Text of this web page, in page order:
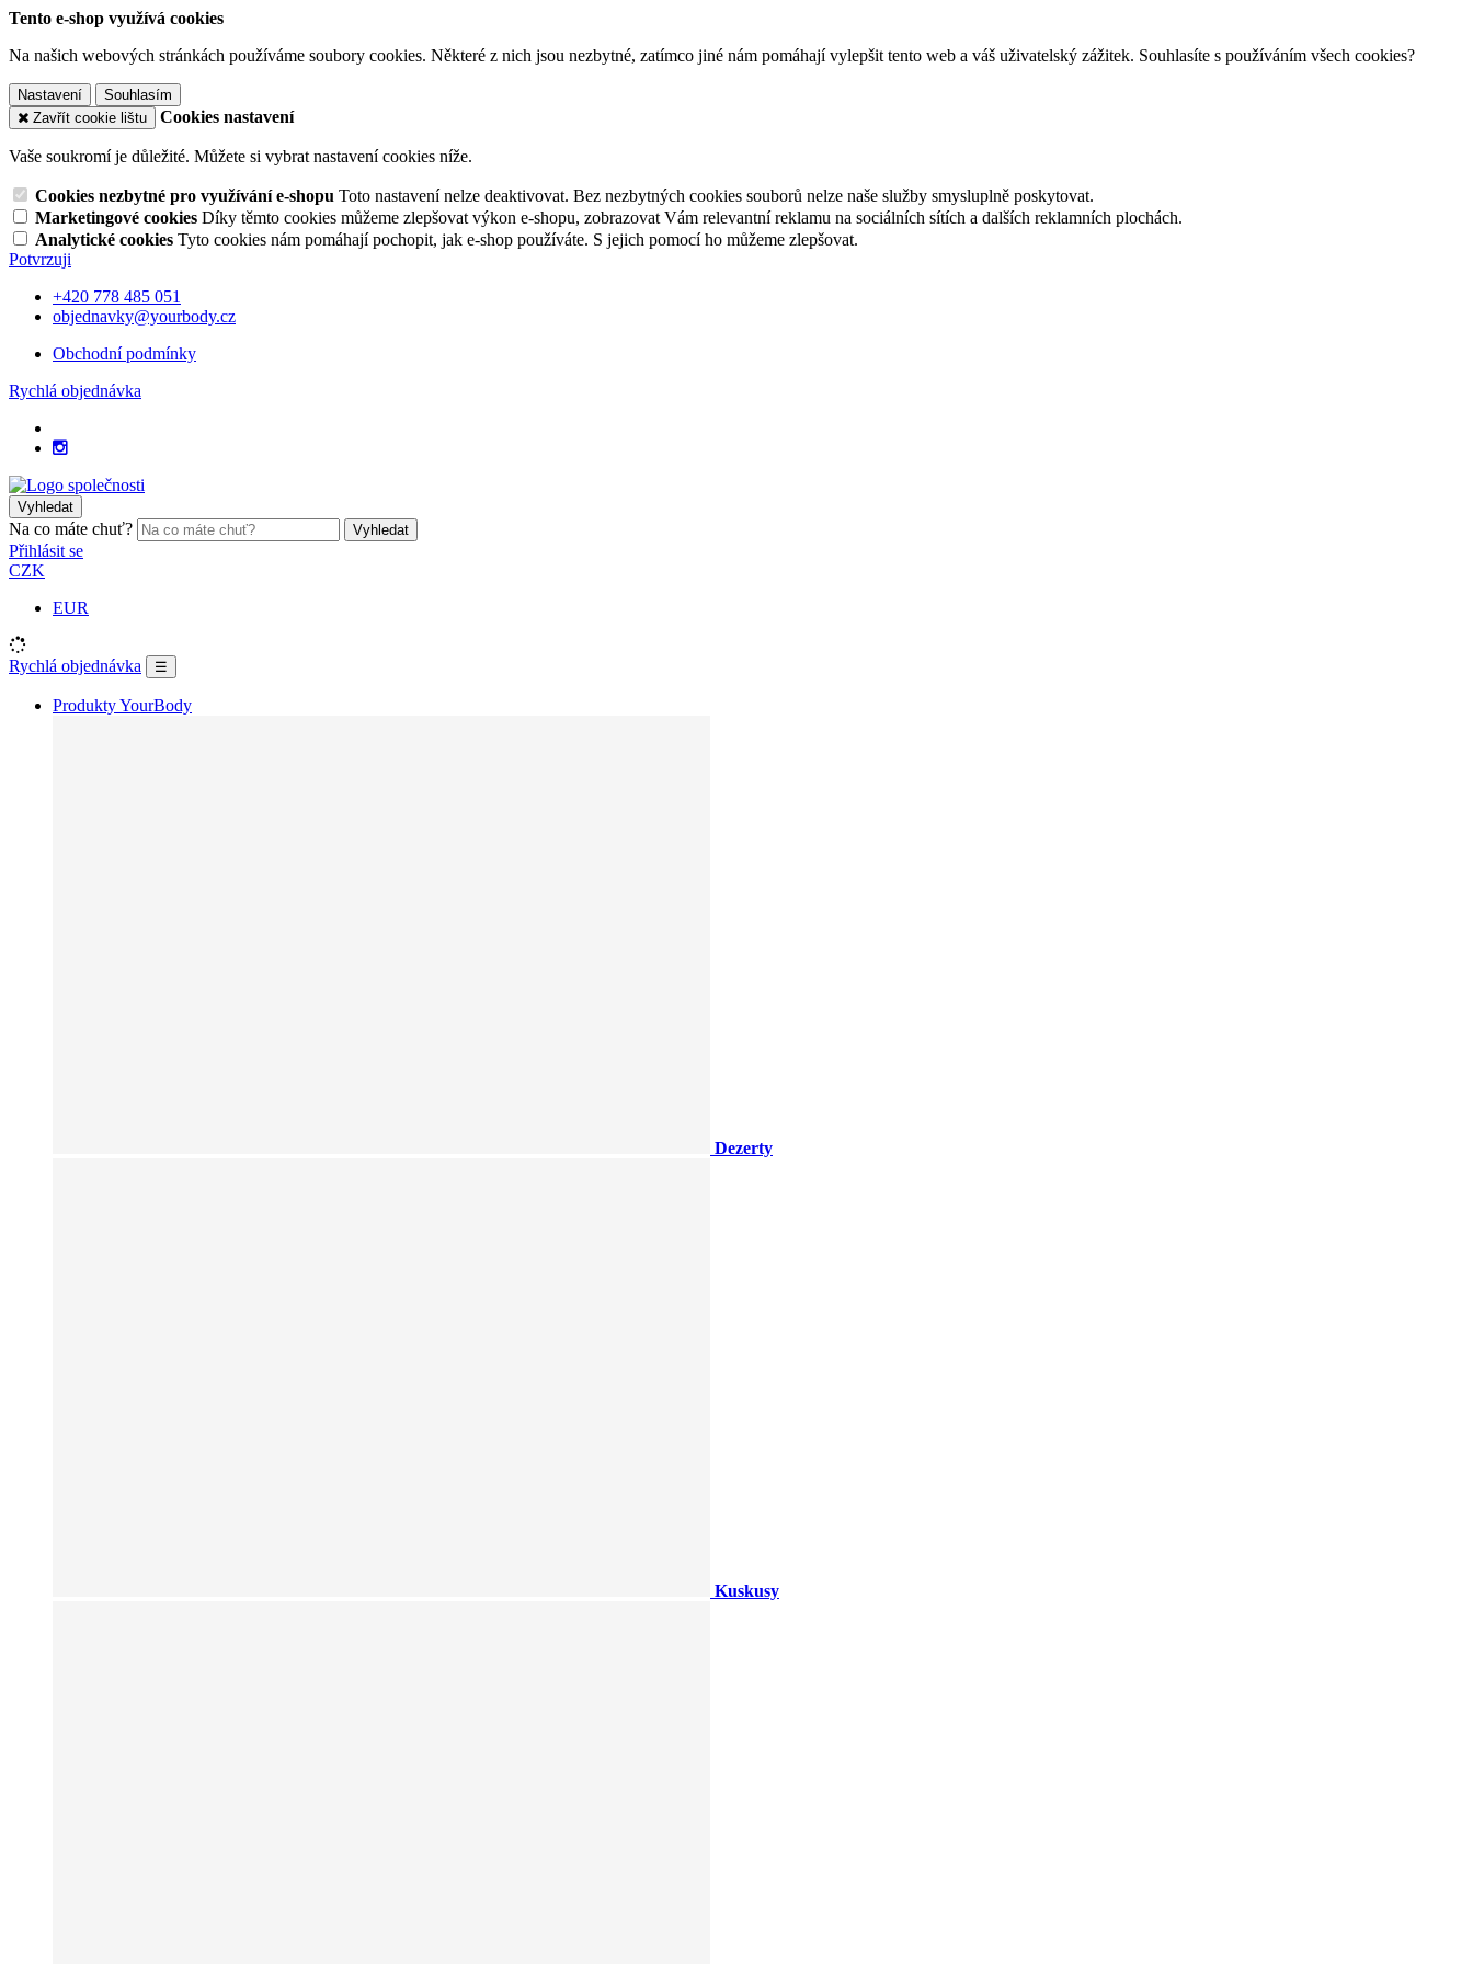
Tento e-shop využívá cookies
Na našich webových stránkách používáme soubory cookies. Některé z nich jsou nezbytné, zatímco jiné nám pomáhají vylepšit tento web a váš uživatelský zážitek. Souhlasíte s používáním všech cookies?
Nastavení
Souhlasím
Zavřít cookie lištu
Cookies nastavení
Vaše soukromí je důležité. Můžete si vybrat nastavení cookies níže.
Cookies nezbytné pro využívání e-shopu Toto nastavení nelze deaktivovat. Bez nezbytných cookies souborů nelze naše služby smysluplně poskytovat.
Marketingové cookies Díky těmto cookies můžeme zlepšovat výkon e-shopu, zobrazovat Vám relevantní reklamu na sociálních sítích a dalších reklamních plochách.
Analytické cookies Tyto cookies nám pomáhají pochopit, jak e-shop používáte. S jejich pomocí ho můžeme zlepšovat.
Potvrzuji
+420 778 485 051
objednavky@yourbody.cz
Obchodní podmínky
Rychlá objednávka
Vyhledat
Na co máte chuť? Vyhledat
Přihlásit se
CZK
EUR
Rychlá objednávka ☰
Produkty YourBody
Dezerty
Kuskusy